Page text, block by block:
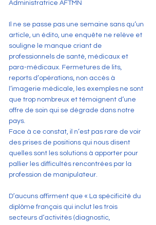
Administratrice AFTMN
Il ne se passe pas une semaine sans qu’un
article, un édito, une enquête ne relève et
souligne le manque criant de
professionnels de santé, médicaux et
para-médicaux. Fermetures de lits,
reports d’opérations, non accès à
l’imagerie médicale, les exemples ne sont
que trop nombreux et témoignent d’une
offre de soin qui se dégrade dans notre
pays.
Face à ce constat, il n’est pas rare de voir
des prises de positions qui nous disent
quelles sont les solutions à apporter pour
pallier les difficultés rencontrées par la
profession de manipulateur.
D’aucuns affirment que « La spécificité du
diplôme français qui inclut les trois
secteurs d’activités (diagnostic,